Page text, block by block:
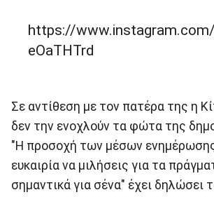
https://
eOaTHTrd
Σε αντίθεση με τον πατέρα της η
δεν την ενοχλούν τα φώτα της
"Η προσοχή των μέσων ενημέρωσης
ευκαιρία να μιλήσεις για τα
σημαντικά για σένα" έχει δηλώσει